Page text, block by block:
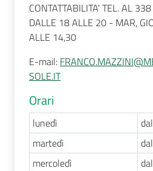
CONTATTABILITA' TEL. AL
DALLE 18 ALLE 20 - MAR,
ALLE 14,30
E-mail:
SOLE.IT
Orari
lunedì
martedì
mercoledì